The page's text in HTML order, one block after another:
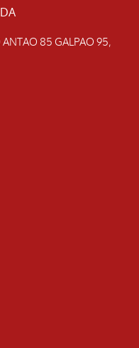
ANTAO 85 GALPAO 95,